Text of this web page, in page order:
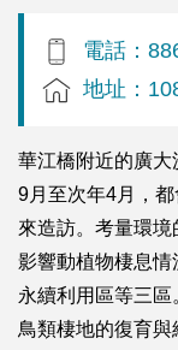
電話：
地址：
華江橋附近的廣
9月至次年4月，
來造訪。考量環
影響動植物棲息
永續利用區等三
鳥類棲地的復育